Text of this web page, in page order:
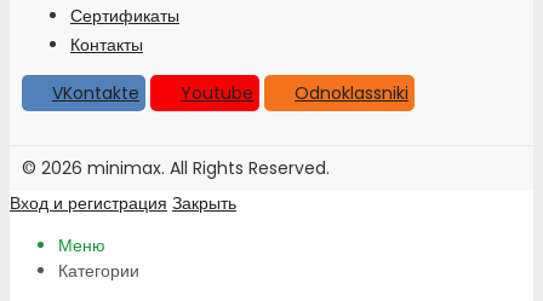
Сертификаты
Контакты
VKontakte
Youtube Odnoklassniki
© 2026 minimax. All Rights Reserved.
Вход и регистрация Закрыть
Меню
Категории